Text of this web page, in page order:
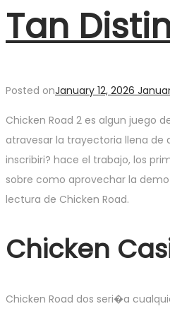
Tan
Posted onJanuary 12, 2026
Chicken Road 2 es algun juego
atravesar la trayectoria llena de
inscribiri? hace el trabajo, los
sobre como aprovechar la
lectura de Chicken Road.
Chicken
Chicken Road dos seri�a